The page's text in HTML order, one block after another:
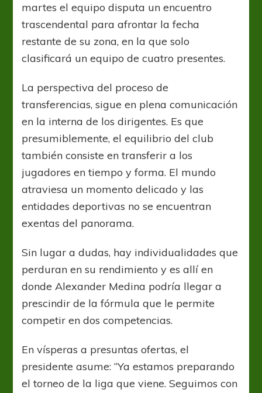
martes el equipo disputa un encuentro
trascendental para afrontar la fecha
restante de su zona, en la que solo
clasificará un equipo de cuatro presentes.
La perspectiva del proceso de
transferencias, sigue en plena comunicación
en la interna de los dirigentes. Es que
presumiblemente, el equilibrio del club
también consiste en transferir a los
jugadores en tiempo y forma. El mundo
atraviesa un momento delicado y las
entidades deportivas no se encuentran
exentas del panorama.
Sin lugar a dudas, hay individualidades que
perduran en su rendimiento y es allí en
donde Alexander Medina podría llegar a
prescindir de la fórmula que le permite
competir en dos competencias.
En vísperas a presuntas ofertas, el
presidente asume: “Ya estamos preparando
el torneo de la liga que viene. Seguimos con